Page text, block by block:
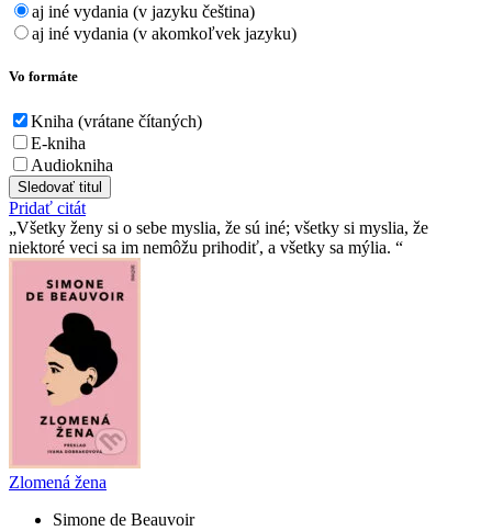
aj iné vydania (v jazyku čeština)
aj iné vydania (v akomkoľvek jazyku)
Vo formáte
Kniha (vrátane čítaných)
E-kniha
Audiokniha
Sledovať titul
Pridať citát
Všetky ženy si o sebe myslia, že sú iné; všetky si myslia, že
niektoré veci sa im nemôžu prihodiť, a všetky sa mýlia.
Zlomená žena
Simone de Beauvoir